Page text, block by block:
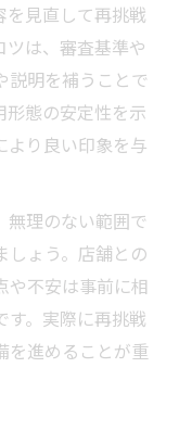
を見直して再挑戦
は、審査基準や
説明を補うことで
形態の安定性を示
より良い印象を与
無理のない範囲で
しょう。店舗との
や不安は事前に相
す。実際に再挑戦
を進めることが重